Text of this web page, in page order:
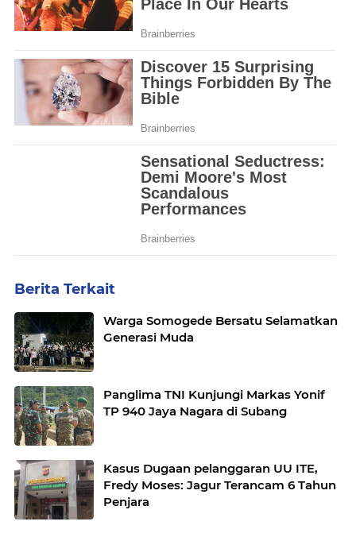
Berita Terkait
Warga Somogede Bersatu Selamatkan
Generasi Muda
Panglima TNI Kunjungi Markas Yonif
TP 940 Jaya Nagara di Subang
Kasus Dugaan pelanggaran UU ITE,
Fredy Moses: Jagur Terancam 6 Tahun
Penjara